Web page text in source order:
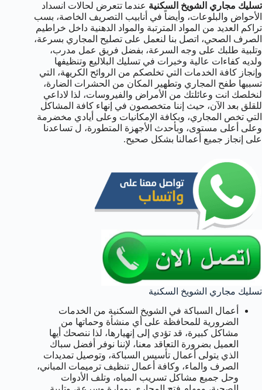
تسليك مجاري الشويخ السكنية عندما تتعرض لحالات انسداد
الأحواض والبلوعات، وأيضاً في أنابيب التصريف الخاصة، بسب
تراكم العديد من المواد المترتبة والمواد الدهنية داخل خراطيم
الصرف الصحي، اتصل بنا لنعمل على تصليح المجاري بسرعة،
وتلبية طلبك على وجه السرعة، بفضل فريق عمل مدرب،
ولديه كفاءات عالية وخبرات في تسليك البلاليع وتنظيفها
وإنجاز كافة الخدمات التي تخلصكم من الروائح الكريهة، التي
تسببها طفح المجاري وتطهير المكان من الحشرات الضارة،
لنخلصك انت وعائلتك من الأمراض والفيروسات، لذا لاداعي
للقلق بعد الآن، حيث إننا متخصصون في إنهاء كافة المشاكل
التي تخص المجاري، وبكافة الإمكانيات وعلى أيادي مخضرمة
وعلى أعلى مستوى، وبأحدث الأجهزة المتطورة، ل تساعدنا
على إنجاز جميع أعمالنا بشكل صحيح.
تسليك مجاري الشويخ السكنية
أعمال السباكة في الشويخ السكنية من الخدمات
الضرورية للمحافظة على أي منشأة وحماتها من
مشاكل كبيرة، قد تؤدي إلى إنهيارها، لذا ننصحك أيها
العميل بضرورة التعاقد معنا، لإننا نوفر أفضل سباك
الذي يتولى أعمال تأسيس السباكة، وتوصيل تمديدات
الصرف والماء، وكافة أعمال تنظيف ترميمات المباني،
وحل جميع مشاكل تسريب المياه، وتلف الأدوات